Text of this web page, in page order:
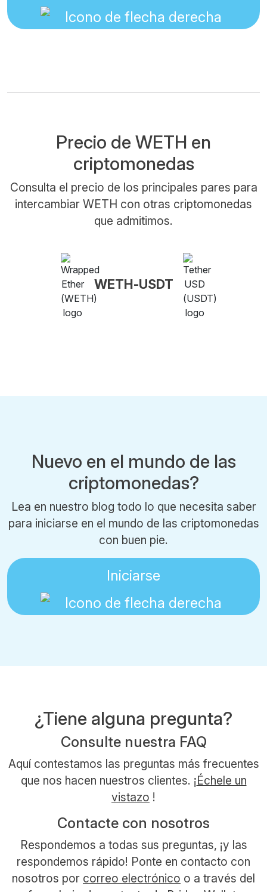
Precio de WETH en
criptomonedas
Consulta el precio de los principales pares para
intercambiar WETH con otras criptomonedas
que admitimos.
WETH-USDT
Nuevo en el mundo de las
criptomonedas?
Lea en nuestro blog todo lo que necesita saber
para iniciarse en el mundo de las criptomonedas
con buen pie.
Iniciarse
¿Tiene alguna pregunta?
Consulte nuestra FAQ
Aquí contestamos las preguntas más frecuentes
que nos hacen nuestros clientes. ¡Échele un
vistazo !
Contacte con nosotros
Respondemos a todas sus preguntas, ¡y las
respondemos rápido! Ponte en contacto con
nosotros por correo electrónico o a través del